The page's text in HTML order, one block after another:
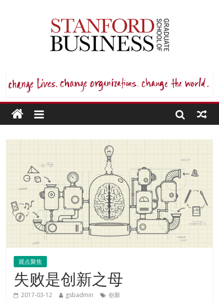
观点聚焦
失败是创新之母
2017-03-12 gsbadmin 创新